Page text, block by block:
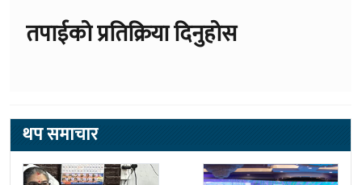
तपाईको प्रतिक्रिया दिनुहोस
थप समाचार